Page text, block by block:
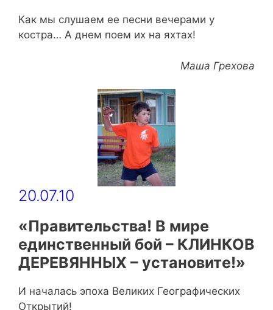
Как мы слушаем ее песни вечерами у
костра… А днем поем их на яхтах!
Маша Грехова
20.07.10
«Правительства! В мире
единственный бой – КЛИНКОВ
ДЕРЕВЯННЫХ – установите!»
И началась эпоха Великих Географических
Открытий!